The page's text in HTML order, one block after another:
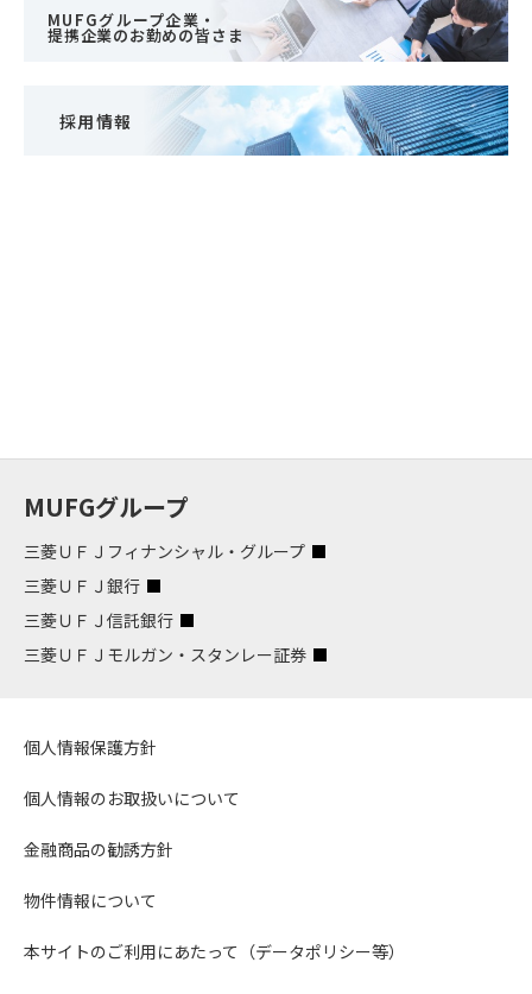
MUFGグループ企業・
提携企業のお勤めの皆さま
採用情報
MUFGグループ
三菱ＵＦＪフィナンシャル・グループ
三菱ＵＦＪ銀行
三菱ＵＦＪ信託銀行
三菱ＵＦＪモルガン・スタンレー証券
個人情報保護方針
個人情報のお取扱いについて
金融商品の勧誘方針
物件情報について
本サイトのご利用にあたって（データポリシー等）